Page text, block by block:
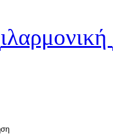
ιλαρμονική